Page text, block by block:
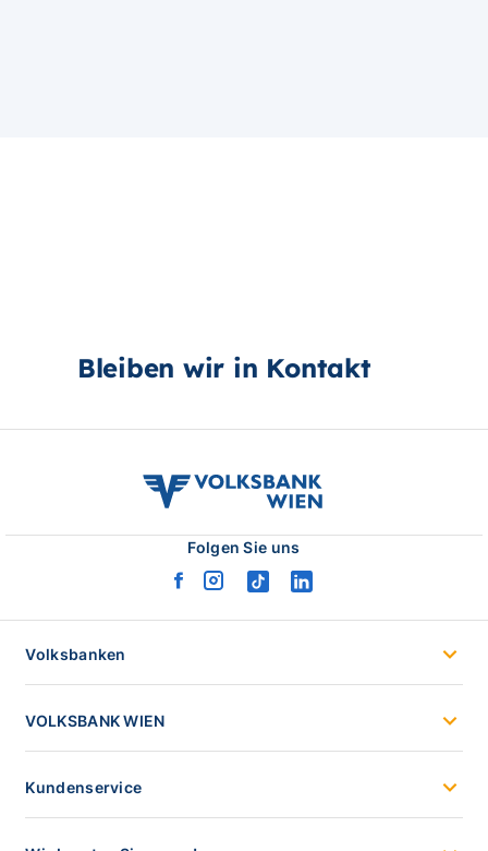
Bleiben wir in Kontakt
volksbank
wien
Folgen Sie uns
facebook
instagram
tiktoklinkedin
Volksbanken
VOLKSBANK WIEN
Kundenservice